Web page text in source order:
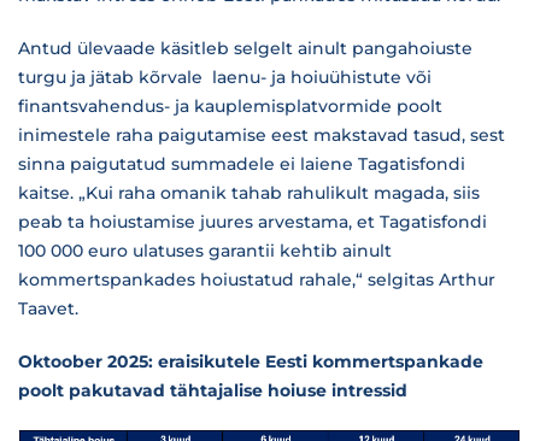
Antud ülevaade käsitleb selgelt ainult pangahoiuste
turgu ja jätab kõrvale laenu- ja hoiuühistute või
finantsvahendus- ja kauplemisplatvormide poolt
inimestele raha paigutamise eest makstavad tasud, sest
sinna paigutatud summadele ei laiene Tagatisfondi
kaitse. „Kui raha omanik tahab rahulikult magada, siis
peab ta hoiustamise juures arvestama, et Tagatisfondi
100 000 euro ulatuses garantii kehtib ainult
kommertspankades hoiustatud rahale,“ selgitas Arthur
Taavet.
Oktoober 2025: eraisikutele Eesti kommertspankade
poolt pakutavad tähtajalise hoiuse intressid